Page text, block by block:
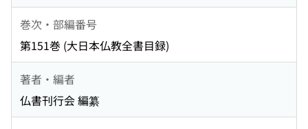
巻次・部編番号
第151巻 (大日本仏教全書目録)
著者・編者
仏書刊行会 編纂